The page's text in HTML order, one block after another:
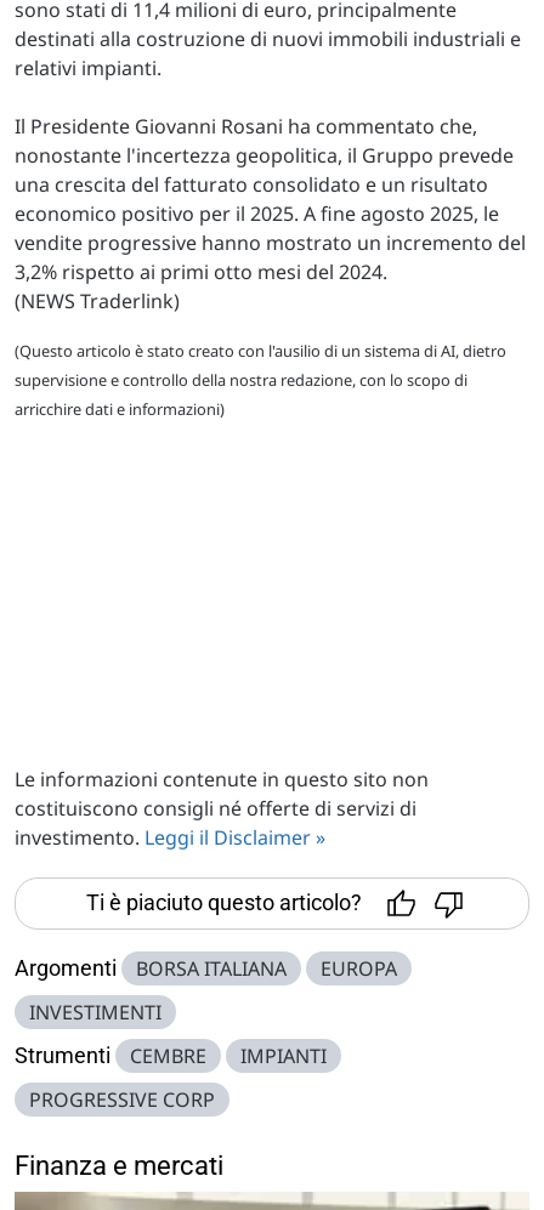
sono stati di 11,4 milioni di euro, principalmente
destinati alla costruzione di nuovi immobili industriali e
relativi impianti.
Il Presidente Giovanni Rosani ha commentato che,
nonostante l'incertezza geopolitica, il Gruppo prevede
una crescita del fatturato consolidato e un risultato
economico positivo per il 2025. A fine agosto 2025, le
vendite progressive hanno mostrato un incremento del
3,2% rispetto ai primi otto mesi del 2024.
(NEWS Traderlink)
(Questo articolo è stato creato con l'ausilio di un sistema di AI, dietro
supervisione e controllo della nostra redazione, con lo scopo di
arricchire dati e informazioni)
Le informazioni contenute in questo sito non
costituiscono consigli né offerte di servizi di
investimento. Leggi il Disclaimer »
Ti è piaciuto questo articolo?
Argomenti BORSA ITALIANA
EUROPA
INVESTIMENTI
Strumenti CEMBRE
IMPIANTI
PROGRESSIVE CORP
Finanza e mercati